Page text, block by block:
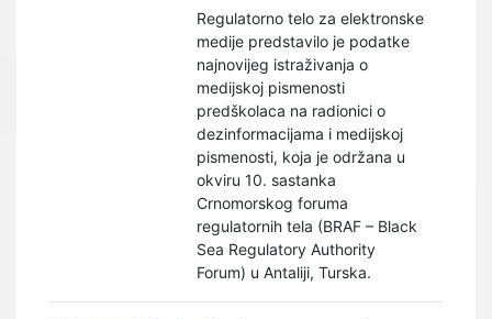
Regulatorno telo za elektronske
medije predstavilo je podatke
najnovijeg istraživanja o
medijskoj pismenosti
predškolaca na radionici o
dezinformacijama i medijskoj
pismenosti, koja je održana u
okviru 10. sastanka
Crnomorskog foruma
regulatornih tela (BRAF – Black
Sea Regulatory Authority
Forum) u Antaliji, Turska.